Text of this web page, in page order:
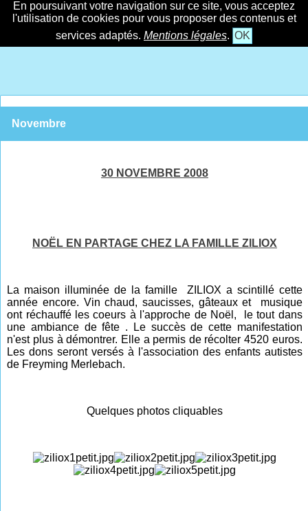
En poursuivant votre navigation sur ce site, vous acceptez
l'utilisation de cookies pour vous proposer des contenus et
services adaptés. Mentions légales. OK
Novembre
30 NOVEMBRE 2008
NOËL EN PARTAGE CHEZ LA FAMILLE ZILIOX
La maison illuminée de la famille ZILIOX a scintillé cette
année encore. Vin chaud, saucisses, gâteaux et musique
ont réchauffé les coeurs à l'approche de Noël, le tout dans
une ambiance de fête . Le succès de cette manifestation
n'est plus à démontrer. Elle a permis de récolter 4520 euros.
Les dons seront versés à l'association des enfants autistes
de Freyming Merlebach.
Quelques photos cliquables